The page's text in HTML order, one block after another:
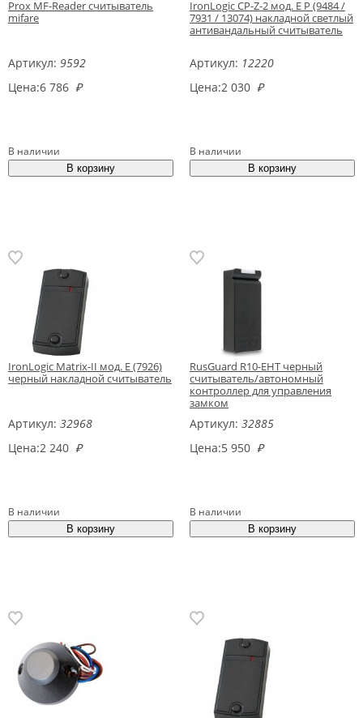
Prox MF-Reader считыватель
mifare
Артикул: 9592
Цена:6 786 ₽
В наличии
IronLogic CP-Z-2 мод. E P (9484 /
7931 / 13074) накладной светлый
антивандальный считыватель
Артикул: 12220
Цена:2 030 ₽
В наличии
IronLogic Matrix-II мод. Е (7926)
черный накладной считыватель
Артикул: 32968
Цена:2 240 ₽
В наличии
RusGuard R10-EHT черный
считыватель/автономный
контроллер для управления
замком
Артикул: 32885
Цена:5 950 ₽
В наличии